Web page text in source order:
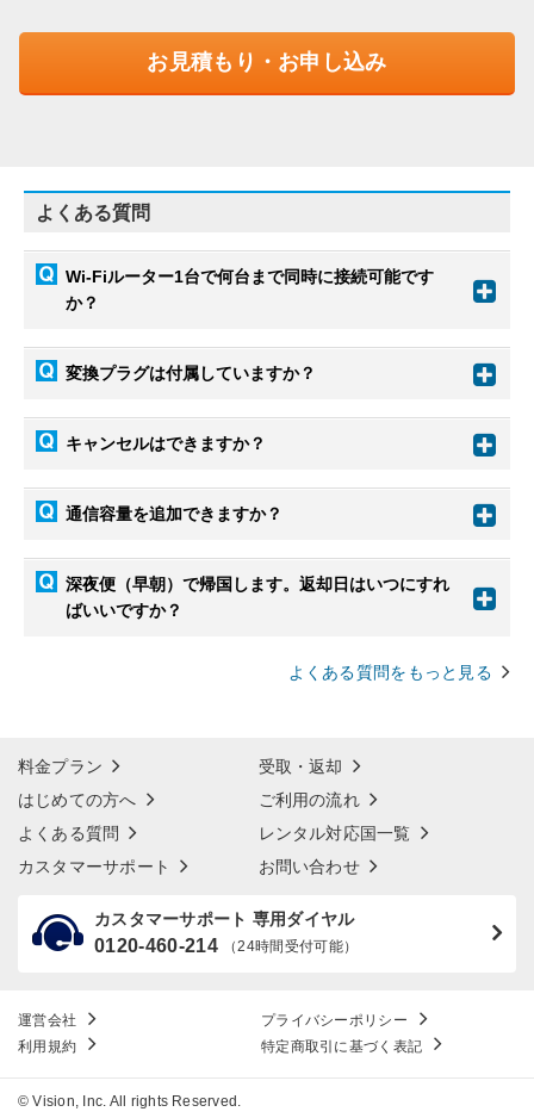
お見積もり・お申し込み
よくある質問
Wi-Fiルーター1台で何台まで同時に接続可能です
か？
変換プラグは付属していますか？
キャンセルはできますか？
通信容量を追加できますか？
深夜便（早朝）で帰国します。返却日はいつにすれ
ばいいですか？
よくある質問をもっと見る
料金プラン
受取・返却
はじめての方へ
ご利用の流れ
よくある質問
レンタル対応国一覧
カスタマーサポート
お問い合わせ
カスタマーサポート 専用ダイヤル
0120-460-214 （24時間受付可能）
運営会社
プライバシーポリシー
利用規約
特定商取引に基づく表記
© Vision, Inc. All rights Reserved.